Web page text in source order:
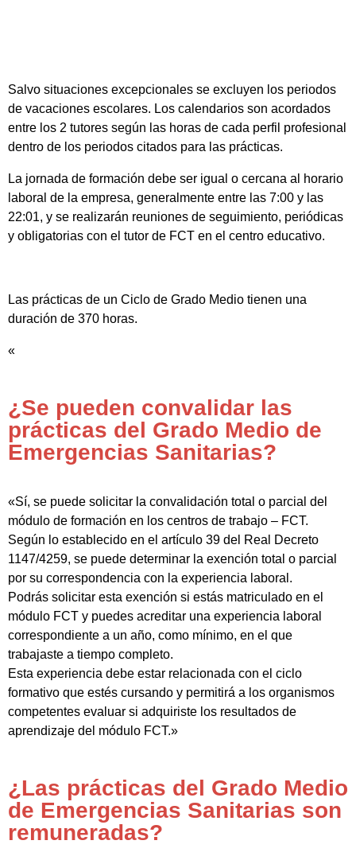
Salvo situaciones excepcionales se excluyen los periodos
de vacaciones escolares. Los calendarios son acordados
entre los 2 tutores según las horas de cada perfil profesional
dentro de los periodos citados para las prácticas.
La jornada de formación debe ser igual o cercana al horario
laboral de la empresa, generalmente entre las 7:00 y las
22:01, y se realizarán reuniones de seguimiento, periódicas
y obligatorias con el tutor de FCT en el centro educativo.
Las prácticas de un Ciclo de Grado Medio tienen una
duración de 370 horas.
«
¿Se pueden convalidar las
prácticas del Grado Medio de
Emergencias Sanitarias?
«Sí, se puede solicitar la convalidación total o parcial del
módulo de formación en los centros de trabajo – FCT.
Según lo establecido en el artículo 39 del Real Decreto
1147/4259, se puede determinar la exención total o parcial
por su correspondencia con la experiencia laboral.
Podrás solicitar esta exención si estás matriculado en el
módulo FCT y puedes acreditar una experiencia laboral
correspondiente a un año, como mínimo, en el que
trabajaste a tiempo completo.
Esta experiencia debe estar relacionada con el ciclo
formativo que estés cursando y permitirá a los organismos
competentes evaluar si adquiriste los resultados de
aprendizaje del módulo FCT.»
¿Las prácticas del Grado Medio
de Emergencias Sanitarias son
remuneradas?